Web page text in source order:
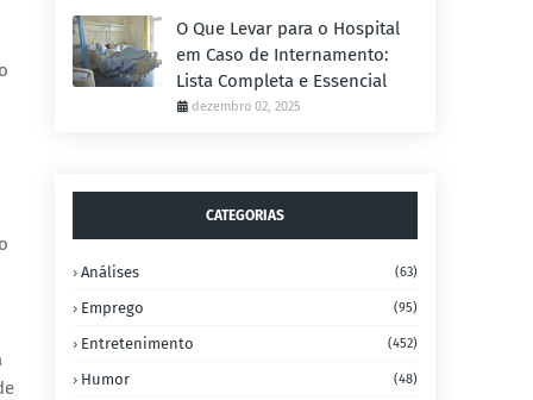
O Que Levar para o Hospital
em Caso de Internamento:
Lista Completa e Essencial
dezembro 02, 2025
CATEGORIAS
Análises (63)
Emprego (95)
Entretenimento (452)
Humor (48)